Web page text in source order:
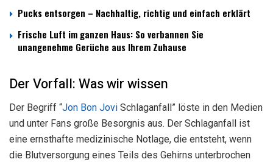
Pucks entsorgen – Nachhaltig, richtig und einfach erklärt
Frische Luft im ganzen Haus: So verbannen Sie
unangenehme Gerüche aus Ihrem Zuhause
Der Vorfall: Was wir wissen
Der Begriff “Jon Bon Jovi Schlaganfall” löste in den Medien
und unter Fans große Besorgnis aus. Der Schlaganfall ist
eine ernsthafte medizinische Notlage, die entsteht, wenn
die Blutversorgung eines Teils des Gehirns unterbrochen